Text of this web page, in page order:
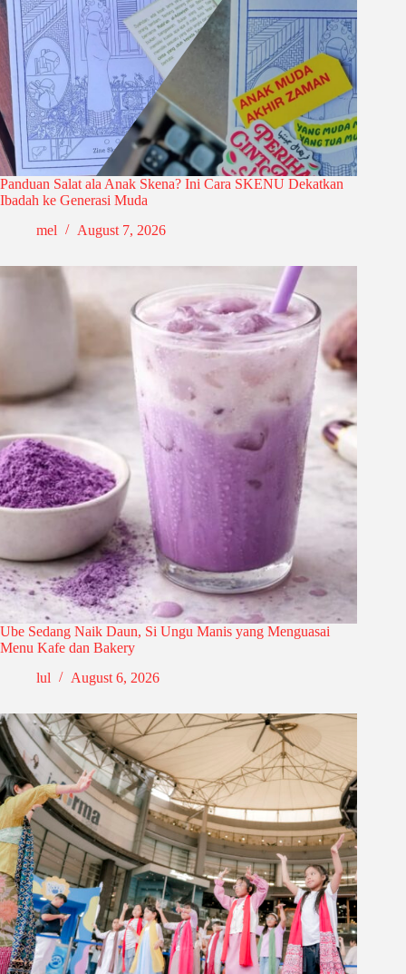
Panduan Salat ala Anak Skena? Ini Cara SKENU Dekatkan
Ibadah ke Generasi Muda
mel
August 7, 2026
Ube Sedang Naik Daun, Si Ungu Manis yang Menguasai
Menu Kafe dan Bakery
lul
August 6, 2026